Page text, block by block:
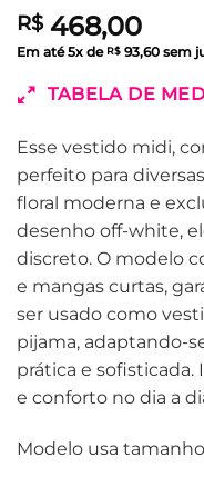
R$468,00
Em até5x de R$ 93,60 sem
TABELA DE
Esse vestido midi,
perfeito para
floral moderna e
desenho off-white,
discreto. O modelo
e mangas curtas,
ser usado como
pijama, adaptando-
prática e
e conforto no dia a
Modelo usa